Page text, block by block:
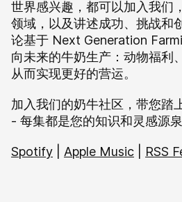
世界感兴趣，都可以加入我们
领域，以及讲述成功、挑战和
论基于 Next Generation
向未来的牛奶生产：动物福利
从而实现更好的营运。
加入我们的奶牛社区，带您踏
- 每集都是您的知识和灵感源泉
Spotify Apple Music RSS